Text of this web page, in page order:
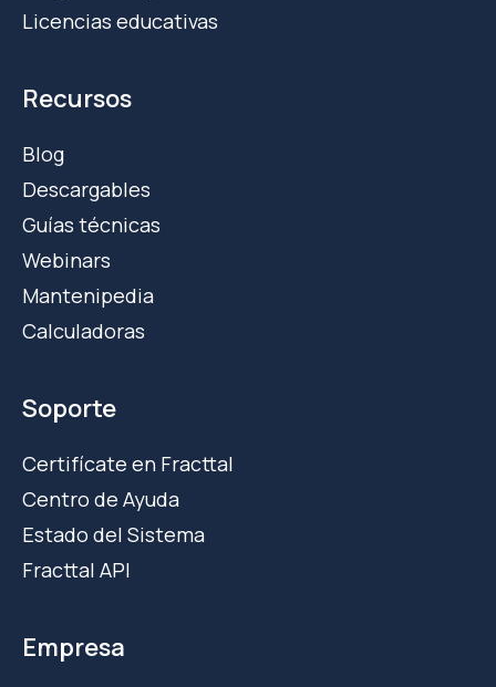
Licencias educativas
Recursos
Blog
Descargables
Guías técnicas
Webinars
Mantenipedia
Calculadoras
Soporte
Certifícate en Fracttal
Centro de Ayuda
Estado del Sistema
Fracttal API
Empresa